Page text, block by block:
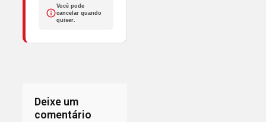
Você pode
cancelar quando
quiser.
Deixe um
comentário